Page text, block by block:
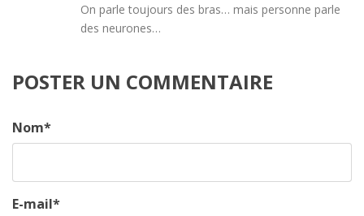
On parle toujours des bras… mais personne parle
des neurones…
POSTER UN COMMENTAIRE
Nom*
E-mail*